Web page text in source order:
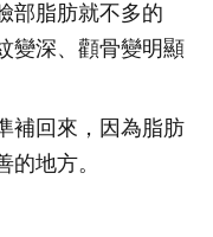
部脂肪就不多的
變深、顴骨變明顯
補回來，因為脂肪
的地方。